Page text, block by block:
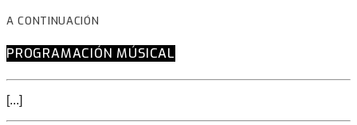
A CONTINUACIÓN
PROGRAMACIÓN MÚSICAL
[...]